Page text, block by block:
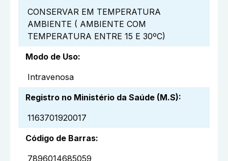
CONSERVAR EM TEMPERATURA
AMBIENTE ( AMBIENTE COM
TEMPERATURA ENTRE 15 E 30ºC)
Modo de Uso:
Intravenosa
Registro no Ministério da Saúde (M.S):
1163701920017
Código de Barras:
7896014685059